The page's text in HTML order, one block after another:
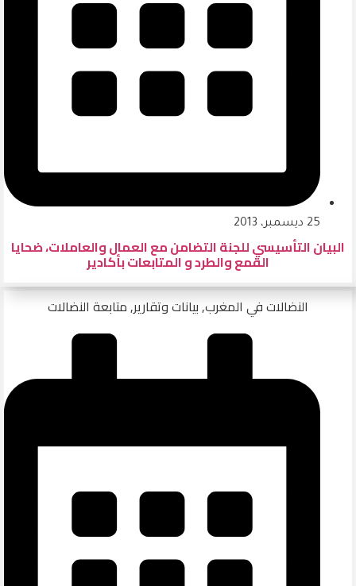
25 ديسمبر، 2013
البيان التأسيسي للجنة التضامن مع العمال والعاملات، ضحايا
القمع والطرد و المتابعات بأكادير
النضالات في المغرب,بيانات وتقارير,متابعة النضالات